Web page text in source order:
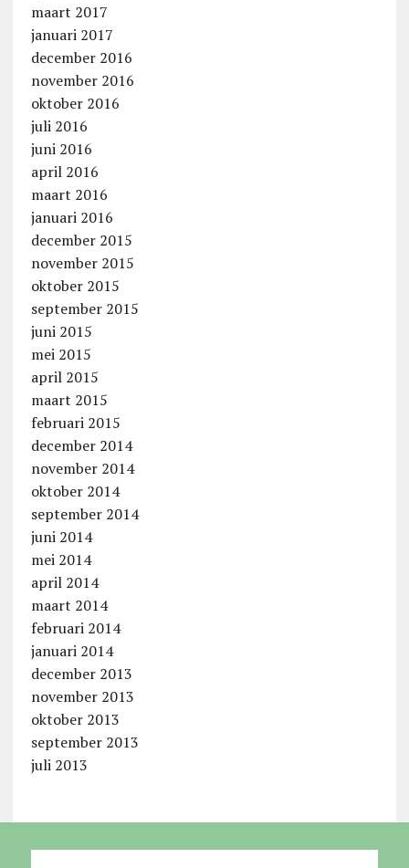
maart 2017
januari 2017
december 2016
november 2016
oktober 2016
juli 2016
juni 2016
april 2016
maart 2016
januari 2016
december 2015
november 2015
oktober 2015
september 2015
juni 2015
mei 2015
april 2015
maart 2015
februari 2015
december 2014
november 2014
oktober 2014
september 2014
juni 2014
mei 2014
april 2014
maart 2014
februari 2014
januari 2014
december 2013
november 2013
oktober 2013
september 2013
juli 2013